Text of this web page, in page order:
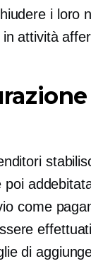
i loro
attività
come
di